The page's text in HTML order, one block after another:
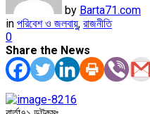
by Barta71.com
in পরিবেশ ও জলবায়ু, রাজনীতি
0
Share the News